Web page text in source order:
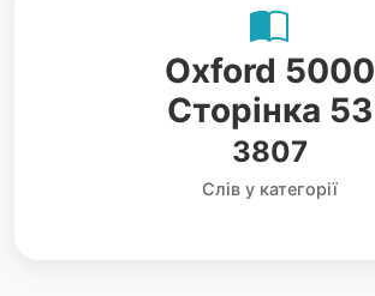
Oxford 5000
Сторінка 53
3807
Слів у категорії